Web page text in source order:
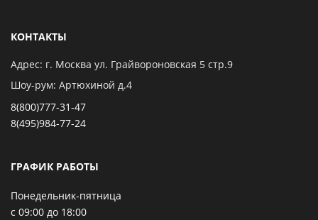
КОНТАКТЫ
Адрес: г. Москва ул. Грайвороновская 5 стр.9
Шоу-рум: Артюхиной д.4
8(800)777-31-47
8(495)984-77-24
ГРАФИК РАБОТЫ
Понедельник-пятница
с 09:00 до 18:00